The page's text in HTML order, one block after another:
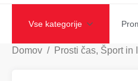
Vse kategorije
Domov Prosti čas, Šport in